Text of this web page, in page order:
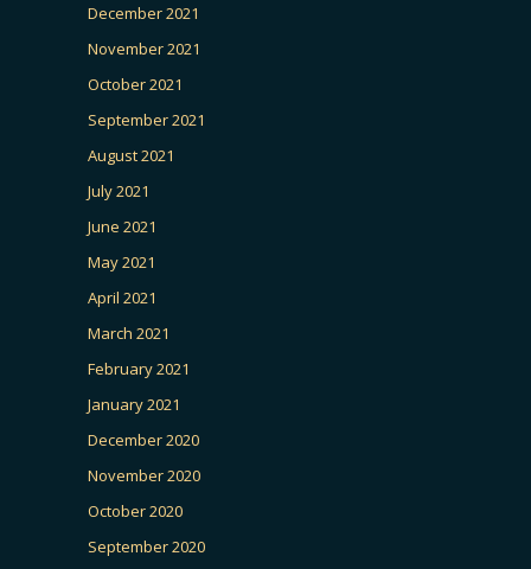
December 2021
November 2021
October 2021
September 2021
August 2021
July 2021
June 2021
May 2021
April 2021
March 2021
February 2021
January 2021
December 2020
November 2020
October 2020
September 2020